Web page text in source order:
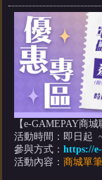
【e-GAMEPAY商城
活動時間：即日起 ~
參與方式：https://
活動內容：商城單